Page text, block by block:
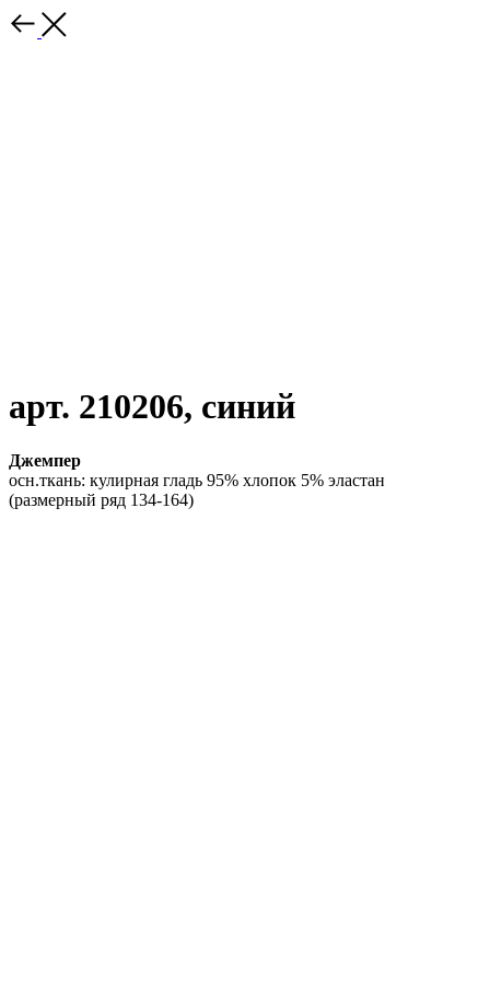
арт. 210206, синий
Джемпер
осн.ткань: кулирная гладь 95% хлопок 5% эластан
(размерный ряд 134-164)